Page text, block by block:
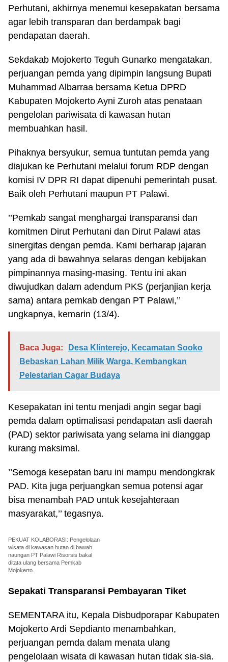
Perhutani, akhirnya menemui kesepakatan bersama
agar lebih transparan dan berdampak bagi
pendapatan daerah.
Sekdakab Mojokerto Teguh Gunarko mengatakan,
perjuangan pemda yang dipimpin langsung Bupati
Muhammad Albarraa bersama Ketua DPRD
Kabupaten Mojokerto Ayni Zuroh atas penataan
pengelolan pariwisata di kawasan hutan
membuahkan hasil.
Pihaknya bersyukur, semua tuntutan pemda yang
diajukan ke Perhutani melalui forum RDP dengan
komisi IV DPR RI dapat dipenuhi pemerintah pusat.
Baik oleh Perhutani maupun PT Palawi.
’’Pemkab sangat menghargai transparansi dan
komitmen Dirut Perhutani dan Dirut Palawi atas
sinergitas dengan pemda. Kami berharap jajaran
yang ada di bawahnya selaras dengan kebijakan
pimpinannya masing-masing. Tentu ini akan
diwujudkan dalam adendum PKS (perjanjian kerja
sama) antara pemkab dengan PT Palawi,’’
ungkapnya, kemarin (13/4).
Baca Juga:
Desa Klinterejo, Kecamatan Sooko
Bebaskan Lahan Milik Warga, Kembangkan
Pelestarian Cagar Budaya
Kesepakatan ini tentu menjadi angin segar bagi
pemda dalam optimalisasi pendapatan asli daerah
(PAD) sektor pariwisata yang selama ini dianggap
kurang maksimal.
’’Semoga kesepatan baru ini mampu mendongkrak
PAD. Kita juga perjuangkan semua potensi agar
bisa menambah PAD untuk kesejahteraan
masyarakat,’’ tegasnya.
PEKUAT KOLABORASI: Pengelolaan
wisata di kawasan hutan di bawah
naungan PT Palawi Risorsis bakal
ditata ulang bersama Pemkab
Mojokerto.
Sepakati Transparansi Pembayaran Tiket
SEMENTARA itu, Kepala Disbudporapar Kabupaten
Mojokerto Ardi Sepdianto menambahkan,
perjuangan pemda dalam menata ulang
pengelolaan wisata di kawasan hutan tidak sia-sia.